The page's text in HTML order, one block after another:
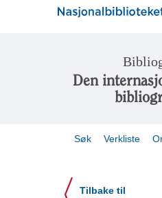
Den
Søk Verkliste
Tilbake til